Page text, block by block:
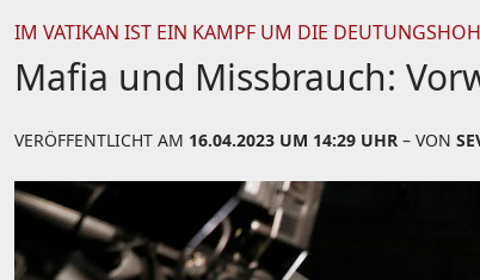
IM VATIKAN IST EIN KAMPF UM DIE
Mafia und Missbrauch:
VERÖFFENTLICHT AM 16.04.2023 UM 14:29 UHR – VON